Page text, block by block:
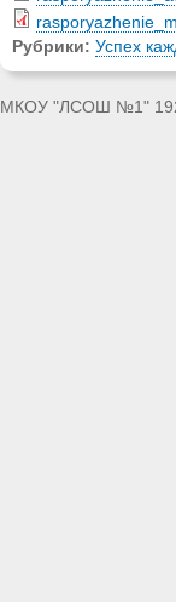
Рубрики: Успех
МКОУ "ЛСОШ №1"